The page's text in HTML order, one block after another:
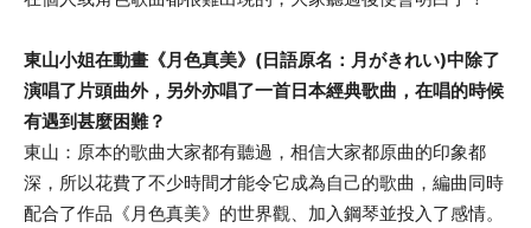
東山小姐在動畫《月色真美》(日語原名：月がきれい)中除了
演唱了片頭曲外，另外亦唱了一首日本經典歌曲，在唱的時候
有遇到甚麼困難？
東山：原本的歌曲大家都有聽過，相信大家都原曲的印象都
深，所以花費了不少時間才能令它成為自己的歌曲，編曲同時
配合了作品《月色真美》的世界觀、加入鋼琴並投入了感情。